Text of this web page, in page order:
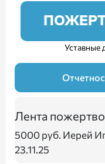
Уставные
Лента
5000 руб. Иерей
23.11.25